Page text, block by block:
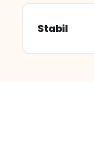
Stabil